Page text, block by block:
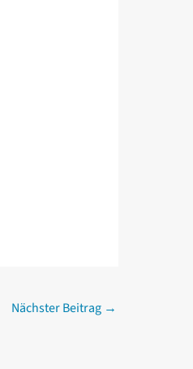
Nächster Beitrag →